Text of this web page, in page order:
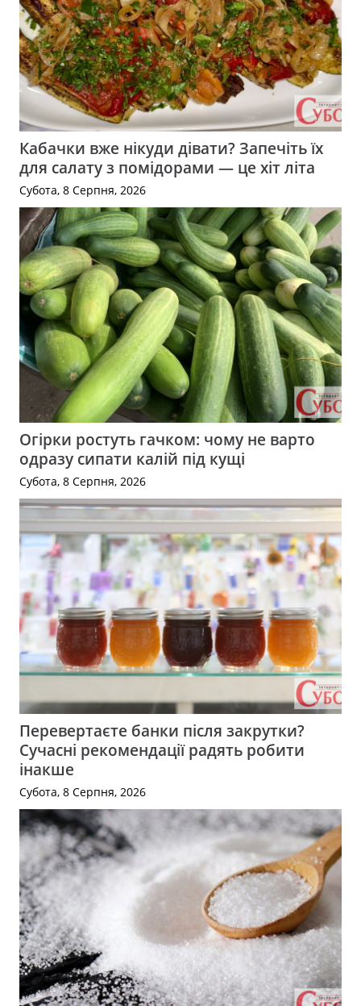
Кабачки вже нікуди дівати? Запечіть їх
для салату з помідорами — це хіт літа
Субота, 8 Серпня, 2026
Огірки ростуть гачком: чому не варто
одразу сипати калій під кущі
Субота, 8 Серпня, 2026
Перевертаєте банки після закрутки?
Сучасні рекомендації радять робити
інакше
Субота, 8 Серпня, 2026